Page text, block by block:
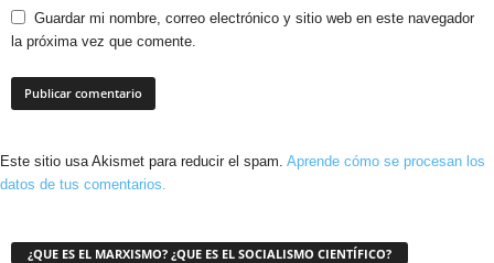
Guardar mi nombre, correo electrónico y sitio web en este navegador
la próxima vez que comente.
Este sitio usa Akismet para reducir el spam. Aprende cómo se procesan los
datos de tus comentarios.
¿QUE ES EL MARXISMO? ¿QUE ES EL SOCIALISMO CIENTÍFICO?